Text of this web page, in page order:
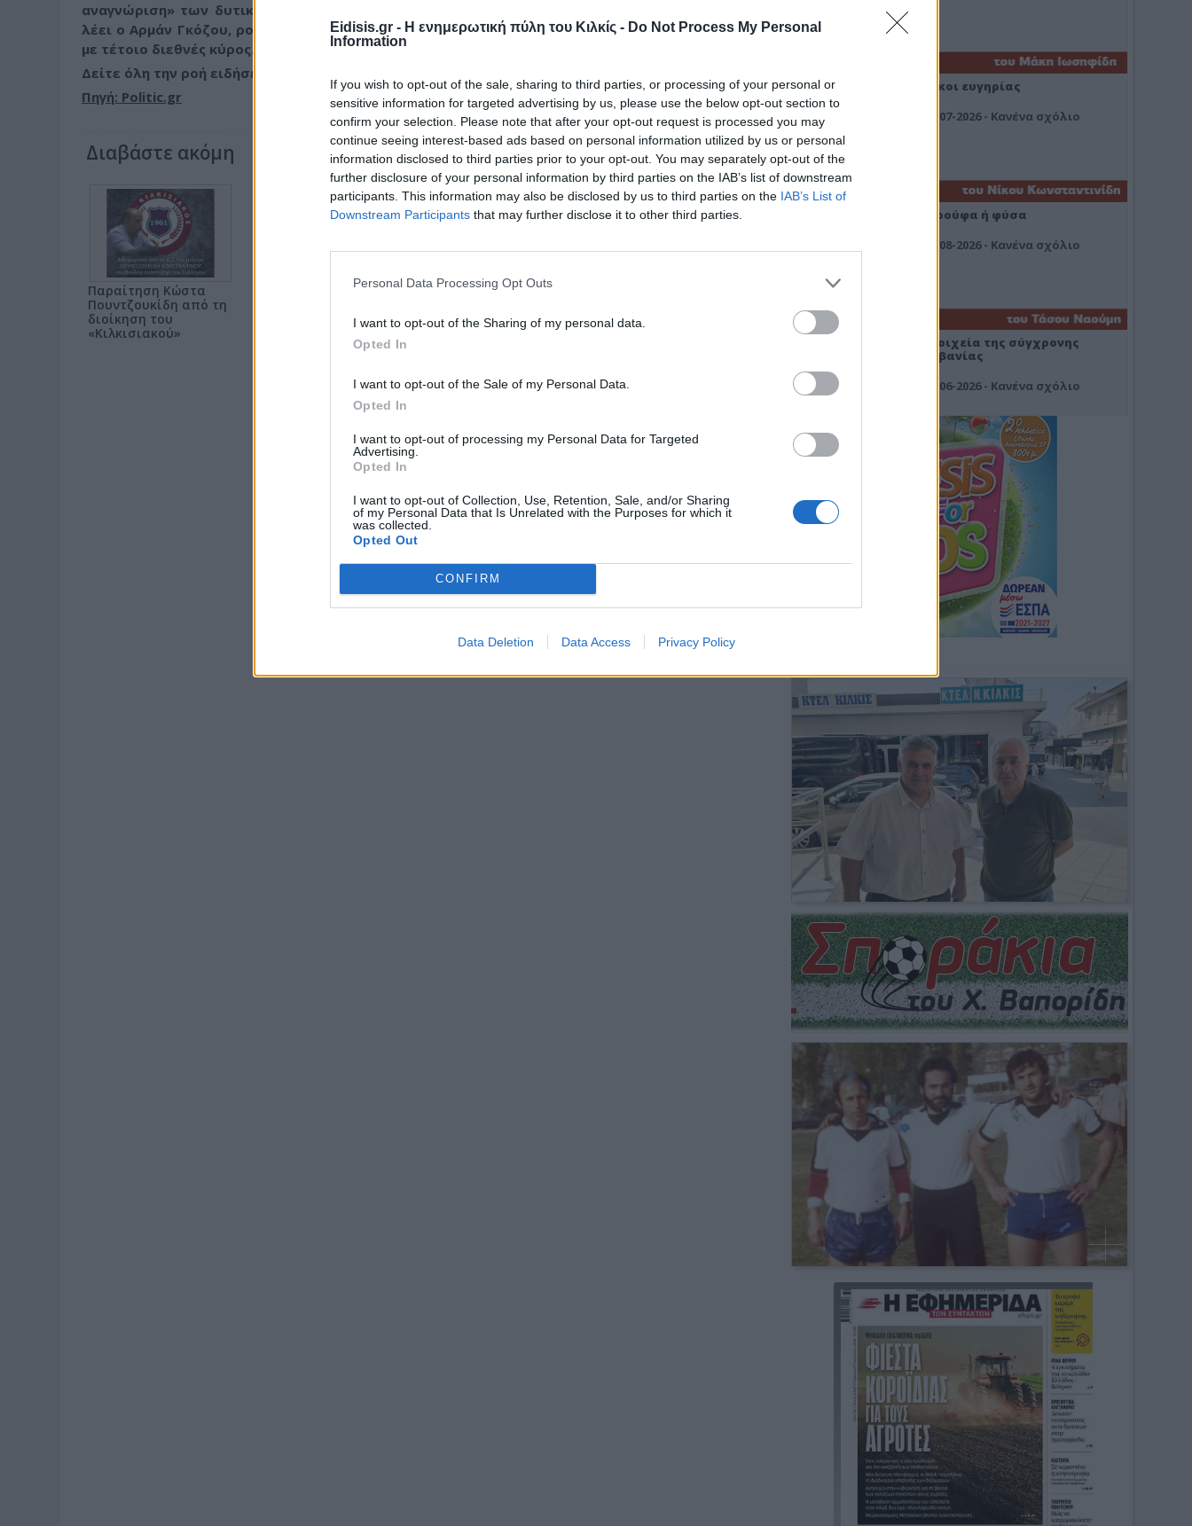
Eidisis.gr - Η ενημερωτική πύλη του Κιλκίς - Do Not Process My Personal
Information
If you wish to opt-out of the sale, sharing to third parties, or processing of your personal or
sensitive information for targeted advertising by us, please use the below opt-out section to
confirm your selection. Please note that after your opt-out request is processed you may
continue seeing interest-based ads based on personal information utilized by us or personal
information disclosed to third parties prior to your opt-out. You may separately opt-out of the
further disclosure of your personal information by third parties on the IAB’s list of downstream
participants. This information may also be disclosed by us to third parties on the IAB’s List of
Downstream Participants that may further disclose it to other third parties.
Personal Data Processing Opt Outs
I want to opt-out of the Sharing of my personal data.
Opted In
I want to opt-out of the Sale of my Personal Data.
Opted In
I want to opt-out of processing my Personal Data for Targeted
Advertising.
Opted In
I want to opt-out of Collection, Use, Retention, Sale, and/or Sharing
of my Personal Data that Is Unrelated with the Purposes for which it
was collected.
Opted Out
CONFIRM
Data Deletion Data Access Privacy Policy
αναγνώριση» των δυτικών ηγετών.
λέει ο Αρμάν Γκόζου, ρουμάνος ιστορικός, σημειώνοντας ότι είναι η πρώτη ηγέτιδα της χώρας
με τέτοιο διεθνές κύρος.
Δείτε όλη την ροή ειδήσεων
Πηγή: Politic.gr
Διαβάστε ακόμη
Παραίτηση Κώστα
Πουντζουκίδη από τη
διοίκηση του
«Κιλκισιακού»
Νέα φωτιά βόρεια του
Ξηρόβρυση Κιλκίς –
αποτελεσματική
Πυροσβεστικής
Κ. Κιλτίδης:
Ύπαιθρος - Πυρκαγιές
«στοιχειώνουν» τη
τη συνεδρίαση του
Διοικητικού
Θεσσαλίας
Οίκοι ευγηρίας
24-07-2026 - Κανένα σχόλιο
Ή ρούφα ή φύσα
03-08-2026 - Κανένα σχόλιο
Στοιχεία της σύγχρονης
Αλβανίας
19-06-2026 - Κανένα σχόλιο